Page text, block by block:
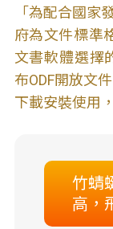
「為配合國家
府為文件標準
文書軟體選擇
布ODF開放文
下載安裝使用
竹蜻
高，